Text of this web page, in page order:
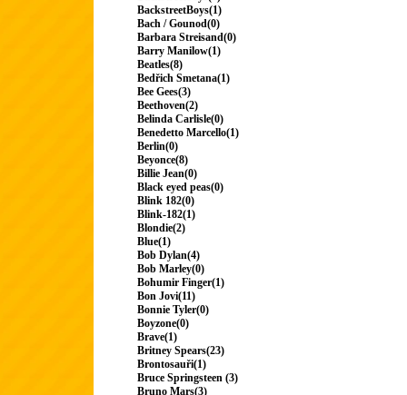
BackstreetBoys(1)
Bach / Gounod(0)
Barbara Streisand(0)
Barry Manilow(1)
Beatles(8)
Bedřich Smetana(1)
Bee Gees(3)
Beethoven(2)
Belinda Carlisle(0)
Benedetto Marcello(1)
Berlin(0)
Beyonce(8)
Billie Jean(0)
Black eyed peas(0)
Blink 182(0)
Blink-182(1)
Blondie(2)
Blue(1)
Bob Dylan(4)
Bob Marley(0)
Bohumir Finger(1)
Bon Jovi(11)
Bonnie Tyler(0)
Boyzone(0)
Brave(1)
Britney Spears(23)
Brontosauři(1)
Bruce Springsteen (3)
Bruno Mars(3)